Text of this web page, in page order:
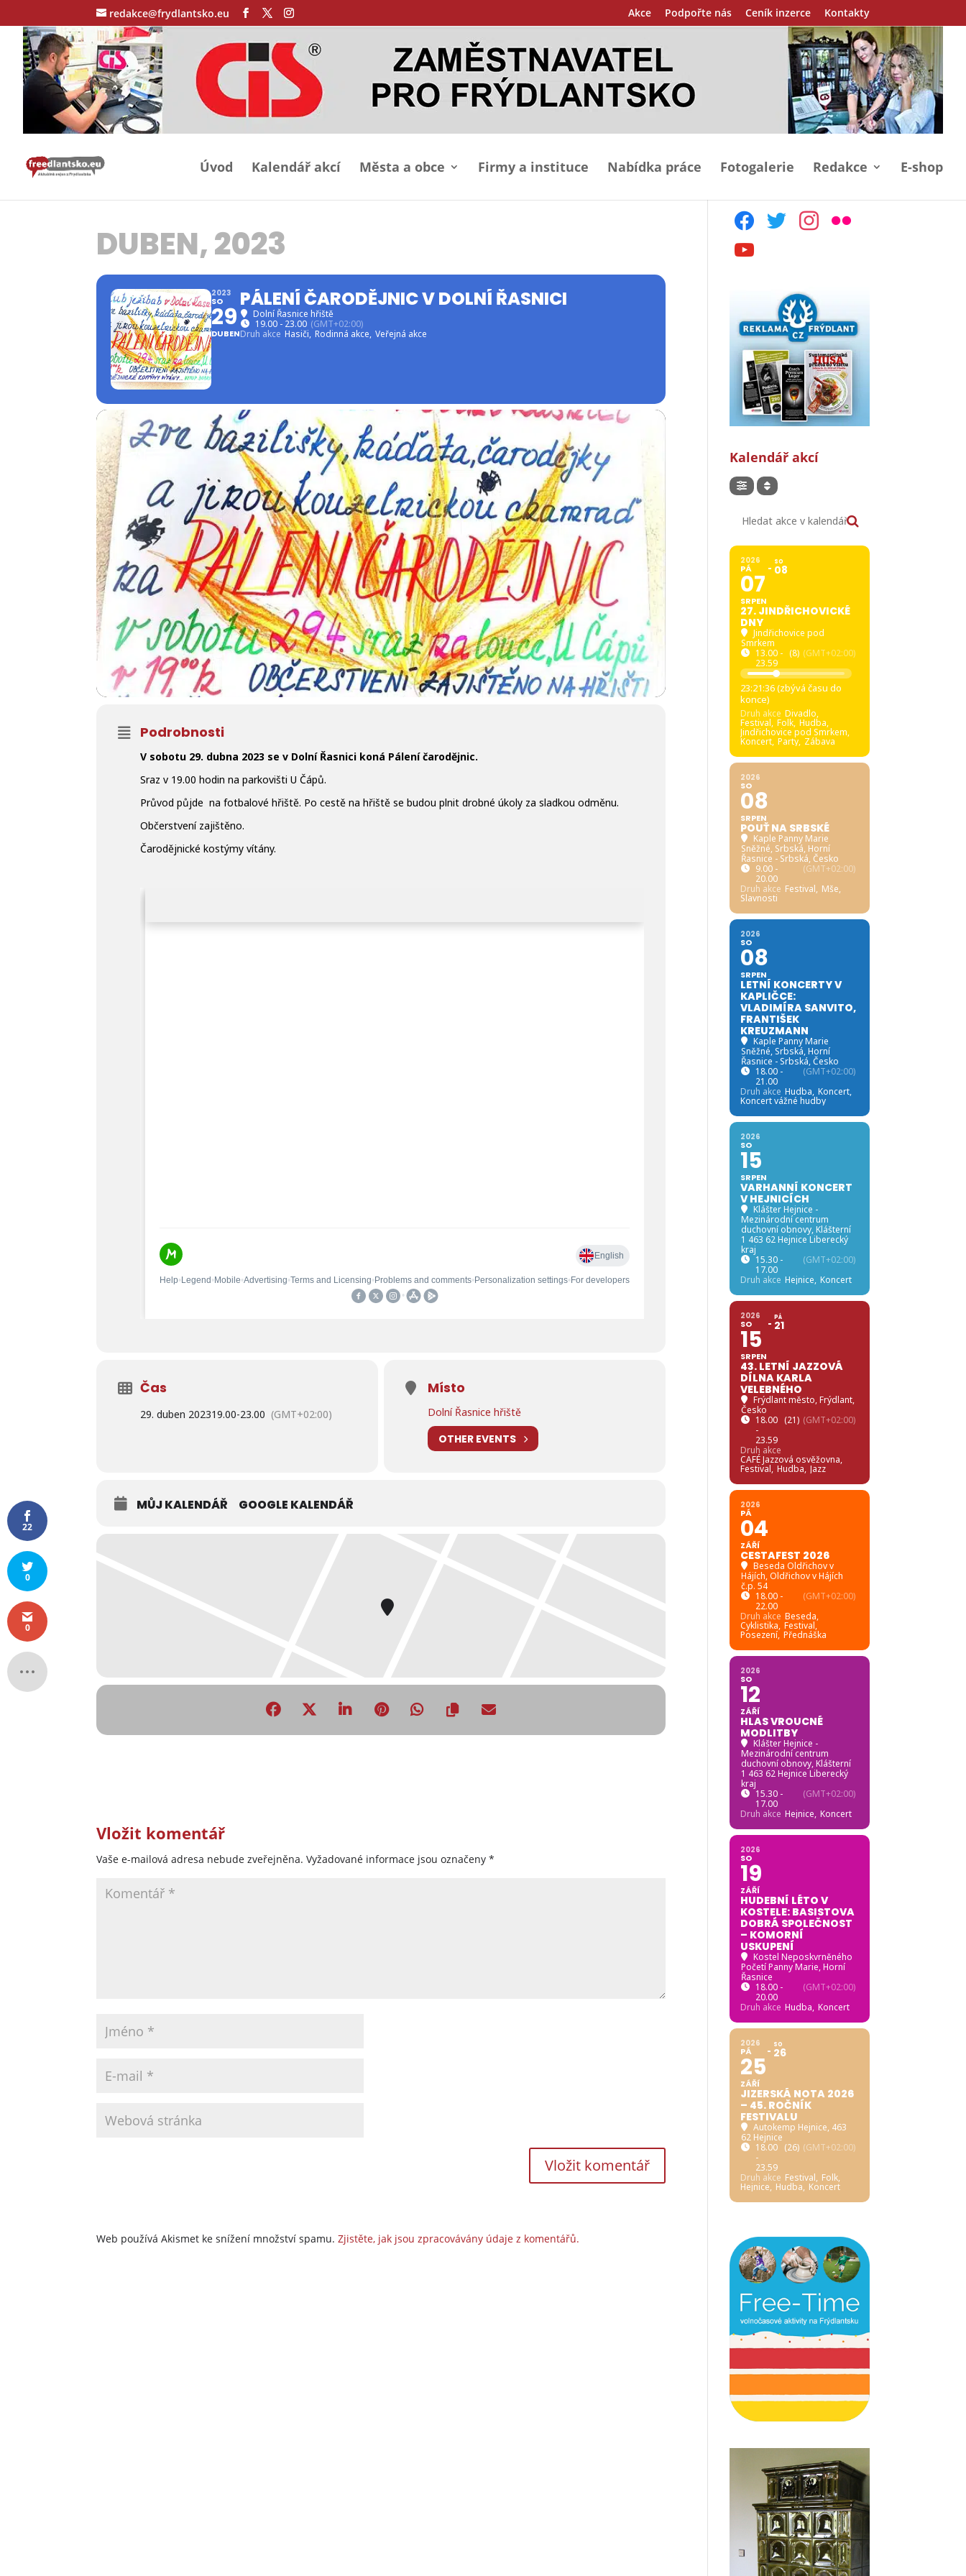
redakce@frydlantsko.eu Akce Podpořte nás Ceník inzerce Kontakty
Úvod Kalendář akcí Města a obce Firmy a instituce Nabídka práce Fotogalerie Redakce E-shop
DUBEN, 2023
2023
SO
29
DUBEN
PÁLENÍ ČARODĚJNIC V DOLNÍ ŘASNICI
Dolní Řasnice hřiště
19.00 - 23.00 (GMT+02:00)
Druh akce Hasiči, Rodinná akce, Veřejná akce
Podrobnosti
V sobotu 29. dubna 2023 se v Dolní Řasnici koná Pálení čarodějnic.
Sraz v 19.00 hodin na parkovišti U Čápů.
Průvod půjde na fotbalové hřiště. Po cestě na hřiště se budou plnit drobné úkoly za sladkou odměnu.
Občerstvení zajištěno.
Čarodějnické kostýmy vítány.
Čas
29. duben 202319.00-23.00 (GMT+02:00)
Místo
Dolní Řasnice hřiště
OTHER EVENTS
MŮJ KALENDÁŘ GOOGLE KALENDÁŘ
Vložit komentář
Vaše e-mailová adresa nebude zveřejněna. Vyžadované informace jsou označeny*
Web používá Akismet ke snížení množství spamu.Zjistěte, jak jsou zpracovávány údaje z komentářů.
facebooktwitter instagram
flickr
youtube
Kalendář akcí
2026
PÁ
07
SRPEN
SO
08
27. JINDŘICHOVICKÉ
DNY
Jindřichovice pod
Smrkem
13.00 -
23.59
(8) (GMT+02:00)
23:21:35 (zbývá času do
konce)
Druh akce Divadlo,
Festival, Folk, Hudba,
Jindřichovice pod Smrkem,
Koncert, Party, Zábava
2026
SO
08
SRPEN
POUŤ NA SRBSKÉ
Kaple Panny Marie
Sněžné, Srbská, Horní
Řasnice - Srbská, Česko
9.00 -
20.00
(GMT+02:00)
Druh akce Festival, Mše,
Slavnosti
2026
SO
08
SRPEN
LETNÍ KONCERTY V
KAPLIČCE:
VLADIMÍRA SANVITO,
FRANTIŠEK
KREUZMANN
Kaple Panny Marie
Sněžné, Srbská, Horní
Řasnice - Srbská, Česko
18.00 -
21.00
(GMT+02:00)
Druh akce Hudba, Koncert,
Koncert vážné hudby
2026
SO
15
SRPEN
VARHANNÍ KONCERT
V HEJNICÍCH
Klášter Hejnice -
Mezinárodní centrum
duchovní obnovy, Klášterní
1 463 62 Hejnice Liberecký
kraj
15.30 -
17.00
(GMT+02:00)
Druh akce Hejnice, Koncert
2026
SO
15
SRPEN
PÁ
21
43. LETNÍ JAZZOVÁ
DÍLNA KARLA
VELEBNÉHO
Frýdlant město, Frýdlant,
Česko
18.00
-
23.59
(21) (GMT+02:00)
Druh akce
CAFÉ Jazzová osvěžovna,
Festival, Hudba, Jazz
2026
PÁ
04
ZÁŘÍ
CESTAFEST 2026
Beseda Oldřichov v
Hájích, Oldřichov v Hájích
č.p. 54
18.00 -
22.00
(GMT+02:00)
Druh akce Beseda,
Cyklistika, Festival,
Posezení, Přednáška
2026
SO
12
ZÁŘÍ
HLAS VROUCNÉ
MODLITBY
Klášter Hejnice -
Mezinárodní centrum
duchovní obnovy, Klášterní
1 463 62 Hejnice Liberecký
kraj
15.30 -
17.00
(GMT+02:00)
Druh akce Hejnice, Koncert
2026
SO
19
ZÁŘÍ
HUDEBNÍ LÉTO V
KOSTELE: BASISTOVA
DOBRÁ SPOLEČNOST
– KOMORNÍ
USKUPENÍ
Kostel Neposkvrněného
Početí Panny Marie, Horní
Řasnice
18.00 -
20.00
(GMT+02:00)
Druh akce Hudba, Koncert
2026
PÁ
25
ZÁŘÍ
SO
26
JIZERSKÁ NOTA 2026
– 45. ROČNÍK
FESTIVALU
Autokemp Hejnice, 463
62 Hejnice
18.00
-
23.59
(26) (GMT+02:00)
Druh akce Festival, Folk,
Hejnice, Hudba, Koncert
22
0
0